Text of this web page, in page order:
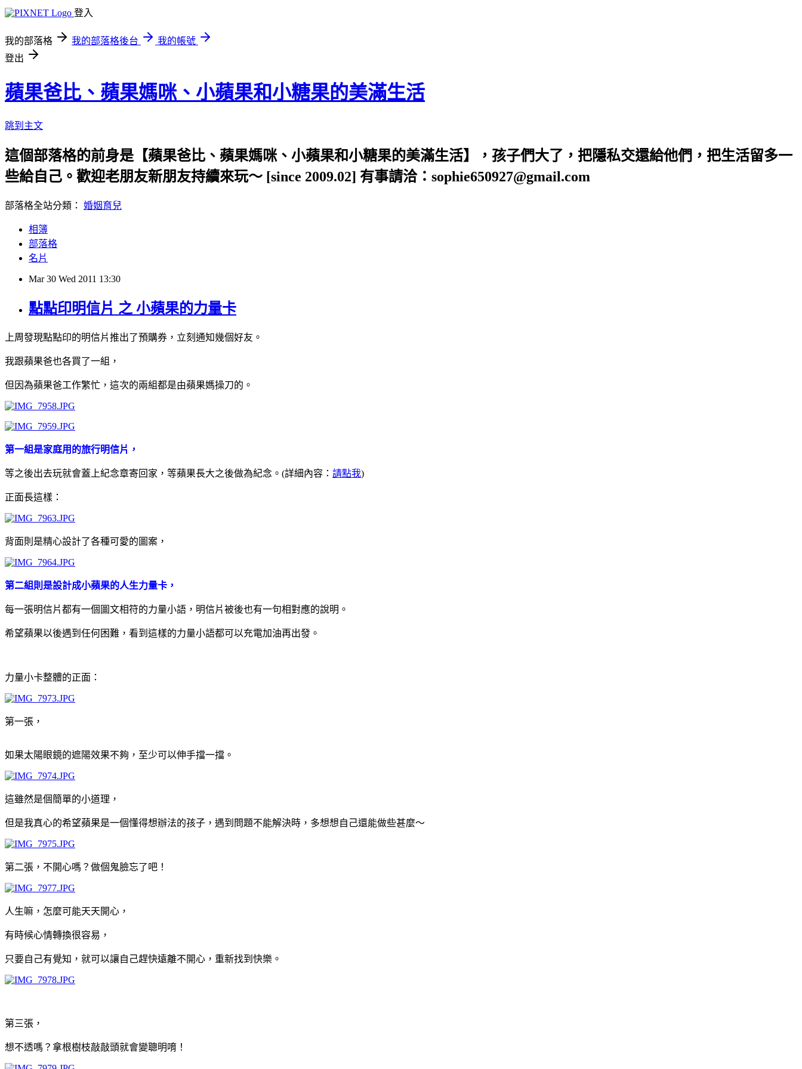
登入
我的部落格 我的部落格後台
我的帳號
登出
蘋果爸比、蘋果媽咪、小蘋果和小糖果的美滿生活
跳到主文
這個部落格的前身是【蘋果爸比、蘋果媽咪、小蘋果和小糖果的美滿生活】，孩子們大了，把隱私交還給他們，把生活留多一
些給自己。歡迎老朋友新朋友持續來玩～ [since 2009.02] 有事請洽：sophie650927@gmail.com
部落格全站分類： 婚姻育兒
相簿
部落格
名片
Mar 30 Wed 2011 13:30
點點印明信片 之 小蘋果的力量卡
上周發現點點印的明信片推出了預購券，立刻通知幾個好友。
我跟蘋果爸也各買了一組，
但因為蘋果爸工作繁忙，這次的兩組都是由蘋果媽操刀的。
第一組是家庭用的旅行明信片，
等之後出去玩就會蓋上紀念章寄回家，等蘋果長大之後做為紀念。(詳細內容： 請點我)
正面長這樣：
背面則是精心設計了各種可愛的圖案，
第二組則是設計成小蘋果的人生力量卡，
每一張明信片都有一個圖文相符的力量小語，明信片被後也有一句相對應的說明。
希望蘋果以後遇到任何困難，看到這樣的力量小語都可以充電加油再出發。
力量小卡整體的正面：
第一張，
如果太陽眼鏡的遮陽效果不夠，至少可以伸手擋一擋。
這雖然是個簡單的小道理，
但是我真心的希望蘋果是一個懂得想辦法的孩子，遇到問題不能解決時，多想想自己還能做些甚麼～
第二張，不開心嗎？做個鬼臉忘了吧！
人生嘛，怎麼可能天天開心，
有時候心情轉換很容易，
只要自己有覺知，就可以讓自己趕快遠離不開心，重新找到快樂。
第三張，
想不透嗎？拿根樹枝敲敲頭就會變聰明唷！